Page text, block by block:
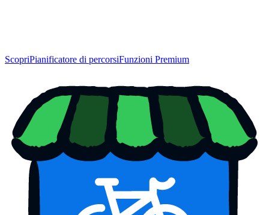
ScopriPianificatore di percorsiFunzioni Premium